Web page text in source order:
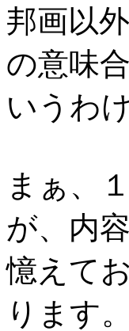
邦画以
の意味
いうわ
まぁ、
が、内
憶えて
ります